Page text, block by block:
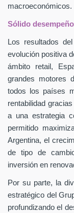
macroeconómicos.
Sólido
Los resultados
evolución positiva
ámbito retail,
grandes motores
todos los países
rentabilidad
a una estrategia
permitido
Argentina, el
de tipo de
inversión en
Por su parte, la
estratégico del
profundizando el